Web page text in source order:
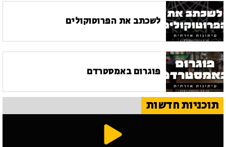
לשכתב את הפרוטוקולים
פוגרום באמסטרדם
תוכניות חדשות